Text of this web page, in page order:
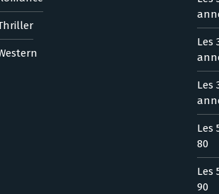
Les
Les
Les
80
Les
90